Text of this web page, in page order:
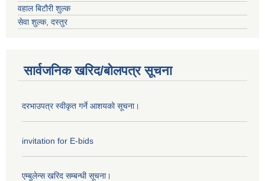
वहाल बिटौरी शुल्क
सेवा शुल्क, दस्तुर
सार्वजनिक खरिद/बोलपत्र सूचना
दरभाउपत्र स्वीकृत गर्ने आशयको सूचना।
invitation for E-bids
एम्बुलेन्स खरिद सम्बन्धी सूचना।